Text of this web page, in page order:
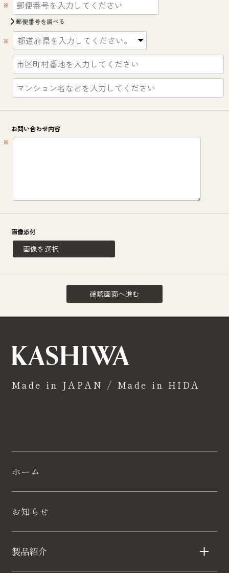
※
郵便番号を調べる
※
お問い合わせ内容
※
画像添付
画像を選択
Made in JAPAN / Made in HIDA
ホーム
お知らせ
製品紹介